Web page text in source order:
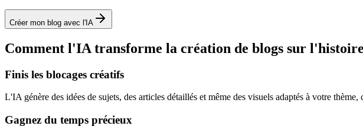
Créer mon blog avec l'IA
Comment l'IA transforme la création de blogs sur
Finis les blocages créatifs
L'IA génère des idées de sujets, des articles détaillés et même des visuels adaptés à votre
Gagnez du temps précieux